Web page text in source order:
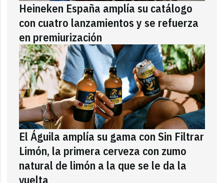
Heineken España amplía su catálogo
con cuatro lanzamientos y se refuerza
en premiurización
El Águila amplía su gama con Sin Filtrar
Limón, la primera cerveza con zumo
natural de limón a la que se le da la
vuelta